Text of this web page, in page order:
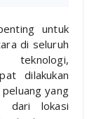
untuk
di seluruh
teknologi,
dilakukan
yang
dari lokasi